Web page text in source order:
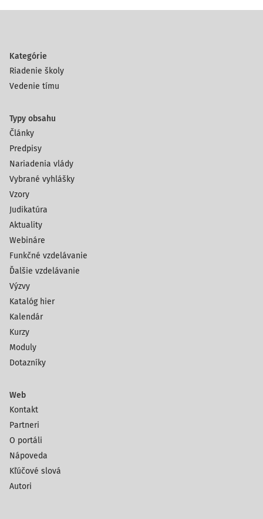
Kategórie
Riadenie školy
Vedenie tímu
Typy obsahu
Články
Predpisy
Nariadenia vlády
Vybrané vyhlášky
Vzory
Judikatúra
Aktuality
Webináre
Funkčné vzdelávanie
Ďalšie vzdelávanie
Výzvy
Katalóg hier
Kalendár
Kurzy
Moduly
Dotazníky
Web
Kontakt
Partneri
O portáli
Nápoveda
Kľúčové slová
Autori